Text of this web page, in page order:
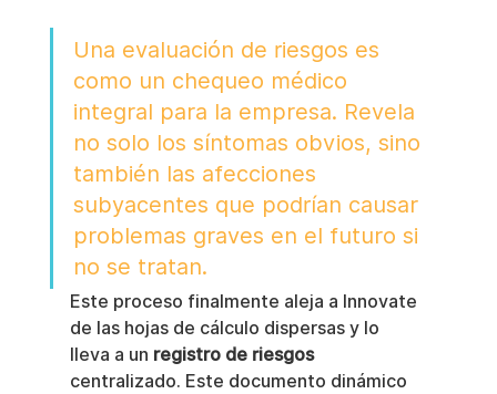
Una evaluación de riesgos es
como un chequeo médico
integral para la empresa. Revela
no solo los síntomas obvios, sino
también las afecciones
subyacentes que podrían causar
problemas graves en el futuro si
no se tratan.
Este proceso finalmente aleja a Innovate
de las hojas de cálculo dispersas y lo
lleva a un registro de riesgos
centralizado. Este documento dinámico